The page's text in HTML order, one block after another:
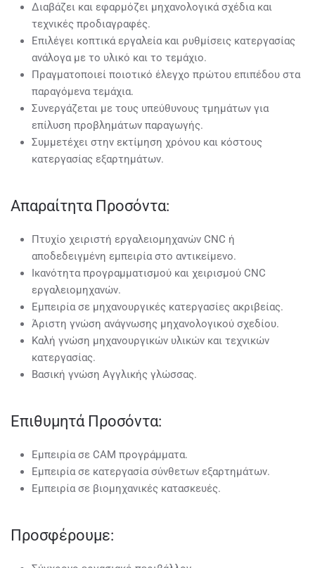
Διαβάζει και εφαρμόζει μηχανολογικά σχέδια και
τεχνικές προδιαγραφές.
Επιλέγει κοπτικά εργαλεία και ρυθμίσεις κατεργασίας
ανάλογα με το υλικό και το τεμάχιο.
Πραγματοποιεί ποιοτικό έλεγχο πρώτου επιπέδου στα
παραγόμενα τεμάχια.
Συνεργάζεται με τους υπεύθυνους τμημάτων για
επίλυση προβλημάτων παραγωγής.
Συμμετέχει στην εκτίμηση χρόνου και κόστους
κατεργασίας εξαρτημάτων.
Απαραίτητα Προσόντα:
Πτυχίο χειριστή εργαλειομηχανών CNC ή
αποδεδειγμένη εμπειρία στο αντικείμενο.
Ικανότητα προγραμματισμού και χειρισμού CNC
εργαλειομηχανών.
Εμπειρία σε μηχανουργικές κατεργασίες ακριβείας.
Άριστη γνώση ανάγνωσης μηχανολογικού σχεδίου.
Καλή γνώση μηχανουργικών υλικών και τεχνικών
κατεργασίας.
Βασική γνώση Αγγλικής γλώσσας.
Επιθυμητά Προσόντα:
Εμπειρία σε CAM προγράμματα.
Εμπειρία σε κατεργασία σύνθετων εξαρτημάτων.
Εμπειρία σε βιομηχανικές κατασκευές.
Προσφέρουμε: